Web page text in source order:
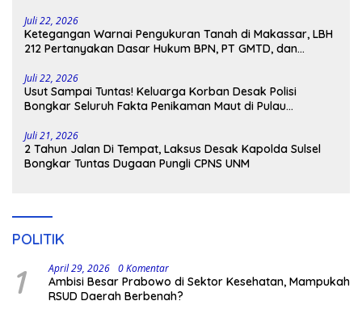
Juli 22, 2026
Ketegangan Warnai Pengukuran Tanah di Makassar, LBH
212 Pertanyakan Dasar Hukum BPN, PT GMTD, dan
Juli 22, 2026
Usut Sampai Tuntas! Keluarga Korban Desak Polisi
Bongkar Seluruh Fakta Penikaman Maut di Pulau
Juli 21, 2026
2 Tahun Jalan Di Tempat, Laksus Desak Kapolda Sulsel
Bongkar Tuntas Dugaan Pungli CPNS UNM
POLITIK
1 April 29, 2026 0 Komentar
Ambisi Besar Prabowo di Sektor Kesehatan, Mampukah
RSUD Daerah Berbenah?